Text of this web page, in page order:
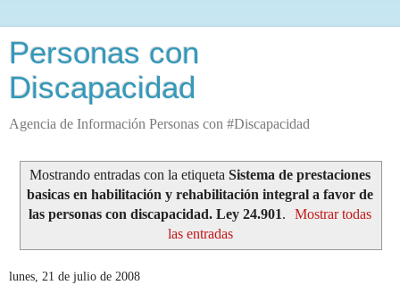
Personas con
Discapacidad
Agencia de Información Personas con #Discapacidad
Mostrando entradas con la etiqueta Sistema de prestaciones
basicas en habilitación y rehabilitación integral a favor de
las personas con discapacidad. Ley 24.901.
Mostrar todas
las entradas
lunes, 21 de julio de 2008